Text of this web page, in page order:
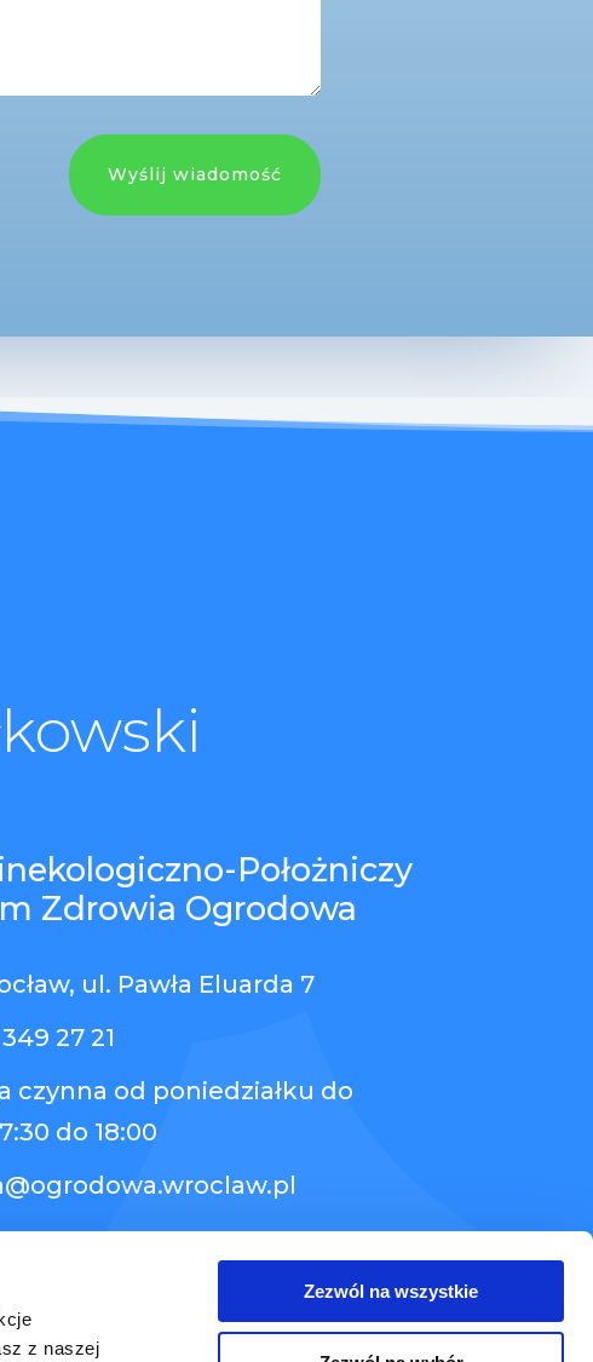
z naszej
Zezwól na wszystkie
Wyślij wiadomość
Położniczy
Zdrowia Ogrodowa
ul. Pawła Eluarda 7
27 21
czynna od poniedziałku do
do 18:00